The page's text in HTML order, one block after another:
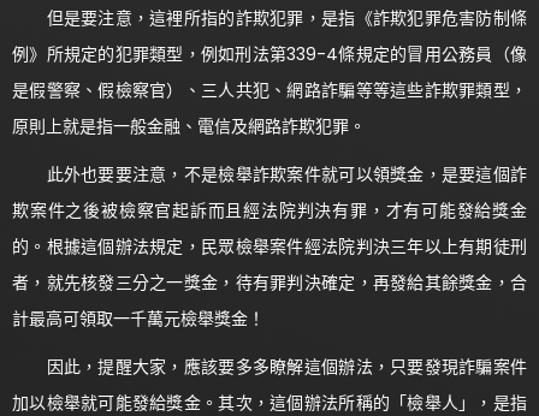
但是要注意，這裡所指的詐欺犯罪，是指《詐欺犯罪危害防制條
例》所規定的犯罪類型，例如刑法第339-4條規定的冒用公務員（像
是假警察、假檢察官）、三人共犯、網路詐騙等等這些詐欺罪類型，
原則上就是指一般金融、電信及網路詐欺犯罪。
此外也要要注意，不是檢舉詐欺案件就可以領獎金，是要這個詐
欺案件之後被檢察官起訴而且經法院判決有罪，才有可能發給獎金
的。根據這個辦法規定，民眾檢舉案件經法院判決三年以上有期徒刑
者，就先核發三分之一獎金，待有罪判決確定，再發給其餘獎金，合
計最高可領取一千萬元檢舉獎金！
因此，提醒大家，應該要多多瞭解這個辦法，只要發現詐騙案件
加以檢舉就可能發給獎金。其次，這個辦法所稱的「檢舉人」，是指